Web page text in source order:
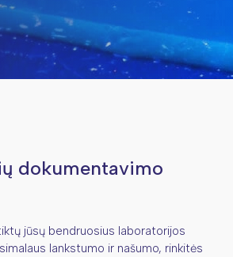
dokumentavimo
jūsų bendruosius laboratorijos
lankstumo ir našumo, rinkitės